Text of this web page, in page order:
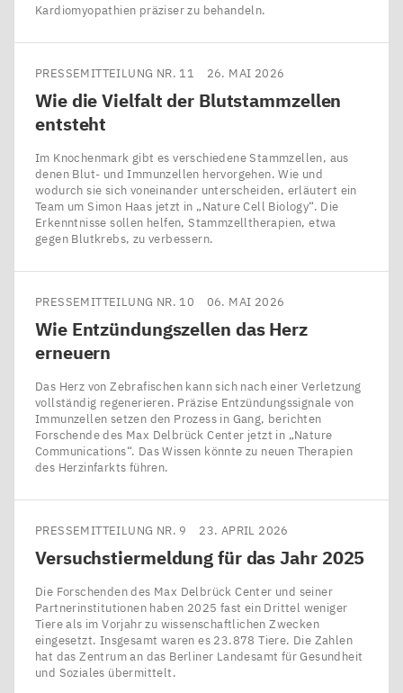
Kardiomyopathien präziser zu behandeln.
PRESSEMITTEILUNG NR. 11 26. MAI 2026
Wie die Vielfalt der Blutstammzellen
entsteht
Im Knochenmark gibt es verschiedene Stammzellen, aus
denen Blut- und Immunzellen hervorgehen. Wie und
wodurch sie sich voneinander unterscheiden, erläutert ein
Team um Simon Haas jetzt in ​„Nature Cell Biology“. Die
Erkenntnisse sollen helfen, Stammzelltherapien, etwa
gegen Blutkrebs, zu verbessern.
PRESSEMITTEILUNG NR. 10 06. MAI 2026
Wie Entzündungszellen das Herz
erneuern
Das Herz von Zebrafischen kann sich nach einer Verletzung
vollständig regenerieren. Präzise Entzündungssignale von
Immunzellen setzen den Prozess in Gang, berichten
Forschende des Max Delbrück Center jetzt in ​„Nature
Communications“. Das Wissen könnte zu neuen Therapien
des Herzinfarkts führen.
PRESSEMITTEILUNG NR. 9 23. APRIL 2026
Versuchstiermeldung für das Jahr 2025
Die Forschenden des Max Delbrück Center und seiner
Partnerinstitutionen haben 2025 fast ein Drittel weniger
Tiere als im Vorjahr zu wissenschaftlichen Zwecken
eingesetzt. Insgesamt waren es 23.878 Tiere. Die Zahlen
hat das Zentrum an das Berliner Landesamt für Gesundheit
und Soziales übermittelt.